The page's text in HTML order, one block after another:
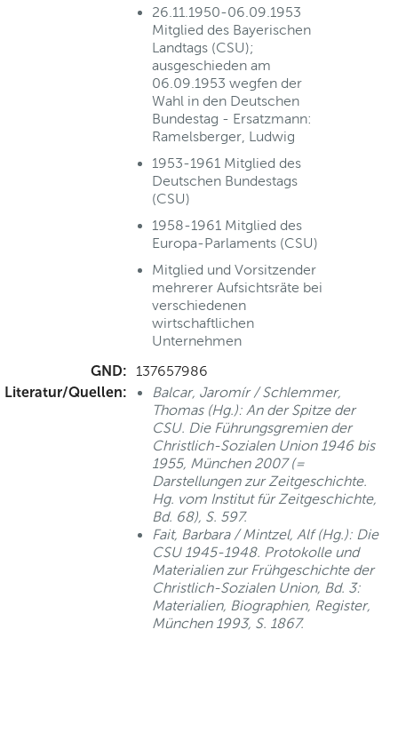
26.11.1950-06.09.1953
Mitglied des Bayerischen
Landtags (CSU);
ausgeschieden am
06.09.1953 wegfen der
Wahl in den Deutschen
Bundestag - Ersatzmann:
Ramelsberger, Ludwig
1953-1961 Mitglied des
Deutschen Bundestags
(CSU)
1958-1961 Mitglied des
Europa-Parlaments (CSU)
Mitglied und Vorsitzender
mehrerer Aufsichtsräte bei
verschiedenen
wirtschaftlichen
Unternehmen
GND: 137657986
Literatur/Quellen:
Balcar, Jaromír / Schlemmer,
Thomas (Hg.): An der Spitze der
CSU. Die Führungsgremien der
Christlich-Sozialen Union 1946 bis
1955, München 2007 (=
Darstellungen zur Zeitgeschichte.
Hg. vom Institut für Zeitgeschichte,
Bd. 68), S. 597.
Fait, Barbara / Mintzel, Alf (Hg.): Die
CSU 1945-1948. Protokolle und
Materialien zur Frühgeschichte der
Christlich-Sozialen Union, Bd. 3:
Materialien, Biographien, Register,
München 1993, S. 1867.